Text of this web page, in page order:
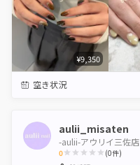
¥9,350
空き状況
aulii_misaten
-aulii-アウリイ三佐店
0 (0件)